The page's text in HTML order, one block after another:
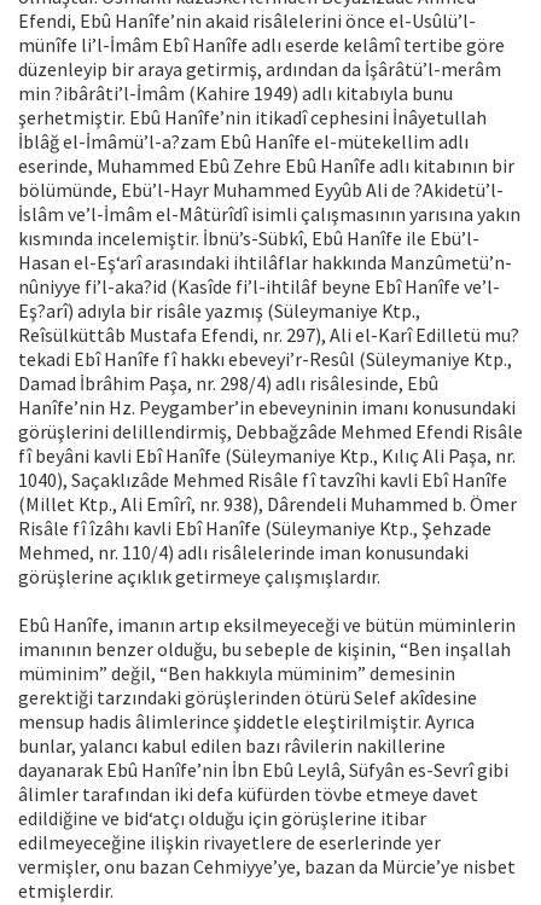
Efendi, Ebû Hanîfe’nin akaid risâlelerini önce el-Usûlü’l-
münîfe li’l-İmâm Ebî Hanîfe adlı eserde kelâmî tertibe göre
düzenleyip bir araya getirmiş, ardından da İşârâtü’l-merâm
min ?ibârâti’l-İmâm (Kahire 1949) adlı kitabıyla bunu
şerhetmiştir. Ebû Hanîfe’nin itikadî cephesini İnâyetullah
İblâğ el-İmâmü’l-a?zam Ebû Hanîfe el-mütekellim adlı
eserinde, Muhammed Ebû Zehre Ebû Hanîfe adlı kitabının bir
bölümünde, Ebü’l-Hayr Muhammed Eyyûb Ali de ?Akidetü’l-
İslâm ve’l-İmâm el-Mâtürîdî isimli çalışmasının yarısına yakın
kısmında incelemiştir. İbnü’s-Sübkî, Ebû Hanîfe ile Ebü’l-
Hasan el-Eş‘arî arasındaki ihtilâflar hakkında Manzûmetü’n-
nûniyye fi’l-aka?id (Kasîde fi’l-ihtilâf beyne Ebî Hanîfe ve’l-
Eş?arî) adıyla bir risâle yazmış (Süleymaniye Ktp.,
Reîsülküttâb Mustafa Efendi, nr. 297), Ali el-Karî Edilletü mu?
tekadi Ebî Hanîfe fî hakkı ebeveyi’r-Resûl (Süleymaniye Ktp.,
Damad İbrâhim Paşa, nr. 298/4) adlı risâlesinde, Ebû
Hanîfe’nin Hz. Peygamber’in ebeveyninin imanı konusundaki
görüşlerini delillendirmiş, Debbağzâde Mehmed Efendi Risâle
fî beyâni kavli Ebî Hanîfe (Süleymaniye Ktp., Kılıç Ali Paşa, nr.
1040), Saçaklızâde Mehmed Risâle fî tavzîhi kavli Ebî Hanîfe
(Millet Ktp., Ali Emîrî, nr. 938), Dârendeli Muhammed b. Ömer
Risâle fî îzâhı kavli Ebî Hanîfe (Süleymaniye Ktp., Şehzade
Mehmed, nr. 110/4) adlı risâlelerinde iman konusundaki
görüşlerine açıklık getirmeye çalışmışlardır.
Ebû Hanîfe, imanın artıp eksilmeyeceği ve bütün müminlerin
imanının benzer olduğu, bu sebeple de kişinin, “Ben inşallah
müminim” değil, “Ben hakkıyla müminim” demesinin
gerektiği tarzındaki görüşlerinden ötürü Selef akîdesine
mensup hadis âlimlerince şiddetle eleştirilmiştir. Ayrıca
bunlar, yalancı kabul edilen bazı râvilerin nakillerine
dayanarak Ebû Hanîfe’nin İbn Ebû Leylâ, Süfyân es-Sevrî gibi
âlimler tarafından iki defa küfürden tövbe etmeye davet
edildiğine ve bid‘atçı olduğu için görüşlerine itibar
edilmeyeceğine ilişkin rivayetlere de eserlerinde yer
vermişler, onu bazan Cehmiyye’ye, bazan da Mürcie’ye nisbet
etmişlerdir.